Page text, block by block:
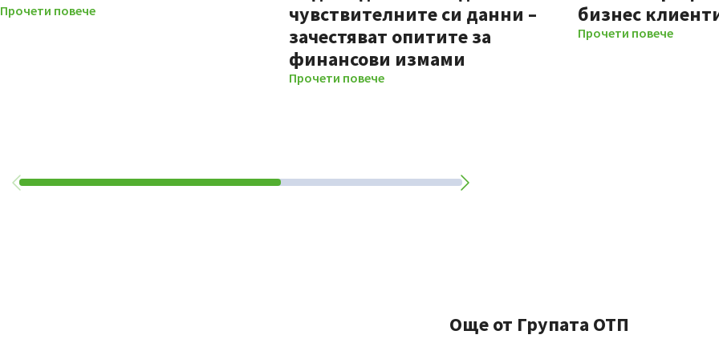
Прочети повече
чувствителните си данни –
зачестяват опитите за
финансови измами
Прочети повече
бизнес
Прочети повече
Още от Групата ОТП